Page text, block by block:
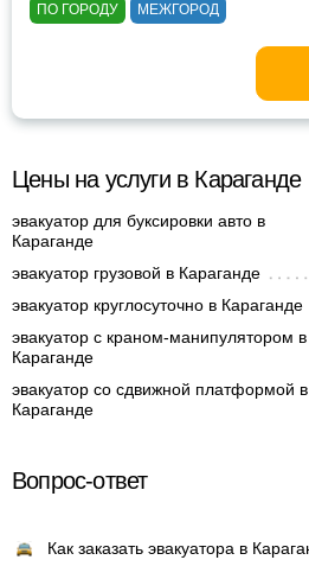
ПО ГОРОДУ МЕЖГОРОД
Цены на услуги в Караганде
эвакуатор для буксировки авто в
Караганде
эвакуатор грузовой в Караганде
эвакуатор круглосуточно в Караганде
эвакуатор с краном-манипулятором в
Караганде
эвакуатор со сдвижной платформой в
Караганде
Вопрос-ответ
Как заказать эвакуатора в